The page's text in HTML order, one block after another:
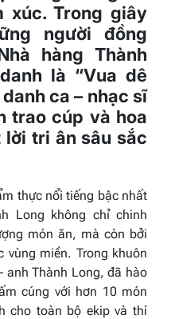
xúc. Trong giây
người đồng
hàng Thành
là “Vua dê
ca – nhạc sĩ
trao cúp và hoa
lời tri ân sâu sắc
thực nổi tiếng bậc nhất
Long không chỉ chinh
món ăn, mà còn bởi
miền. Trong khuôn
anh Thành Long, đã hào
cúng với hơn 10 món
cho toàn bộ ekip và thí